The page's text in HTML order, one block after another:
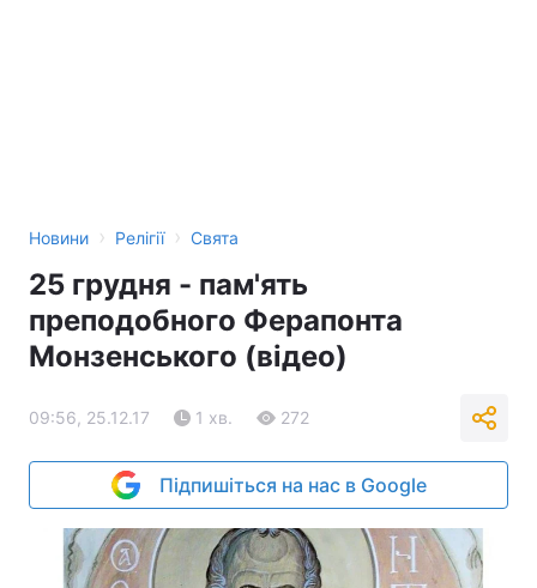
Новини › Релігії › Свята
25 грудня - пам'ять
преподобного Ферапонта
Монзенського (відео)
09:56, 25.12.17 1 хв. 272
Підпишіться на нас в Google